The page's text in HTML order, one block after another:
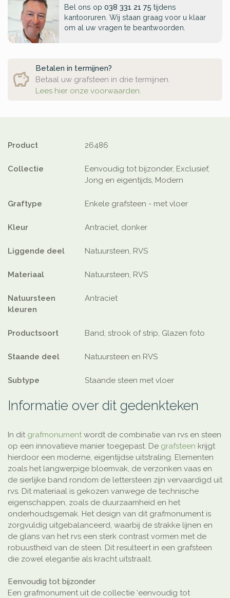
Bel ons op 038 331 21 75 tijdens
kantooruren. Wij staan graag voor u klaar
om al uw vragen te beantwoorden.
Betalen in termijnen?
Betaal uw grafsteen in drie termijnen.
Lees hier onze voorwaarden.
Product 26486
Collectie
Eenvoudig tot bijzonder, Exclusief,
Jong en eigentijds, Modern
Graftype Enkele grafsteen - met vloer
Kleur Antraciet, donker
Liggende deel Natuursteen, RVS
Materiaal Natuursteen, RVS
Natuursteen
kleuren
Antraciet
Productsoort Band, strook of strip, Glazen foto
Staande deel Natuursteen en RVS
Subtype Staande steen met vloer
Informatie over dit gedenkteken
In dit grafmonument wordt de combinatie van rvs en steen
op een innovatieve manier toegepast. De grafsteen krijgt
hierdoor een moderne, eigentijdse uitstraling. Elementen
zoals het langwerpige bloemvak, de verzonken vaas en
de sierlijke band rondom de lettersteen zijn vervaardigd uit
rvs. Dit materiaal is gekozen vanwege de technische
eigenschappen, zoals de duurzaamheid en het
onderhoudsgemak. Het design van dit grafmonument is
zorgvuldig uitgebalanceerd, waarbij de strakke lijnen en
de glans van het rvs een sterk contrast vormen met de
robuustheid van de steen. Dit resulteert in een grafsteen
die zowel elegantie als kracht uitstraalt.
Eenvoudig tot bijzonder
Een grafmonument uit de collectie ‘eenvoudig tot